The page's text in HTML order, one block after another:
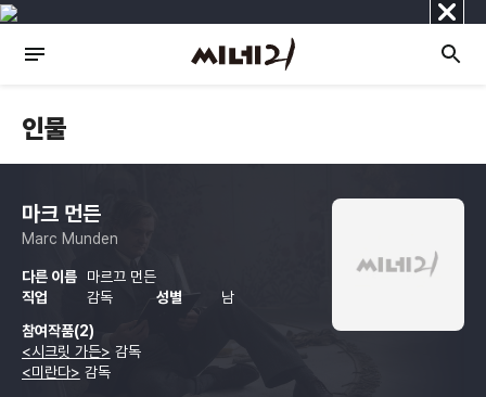
닫
기
인물
마크 먼든
Marc Munden
다른 이름
마르끄 먼든
직업
감독 성별
남
참여작품(2)
<시크릿 가든> 감독
<미란다> 감독